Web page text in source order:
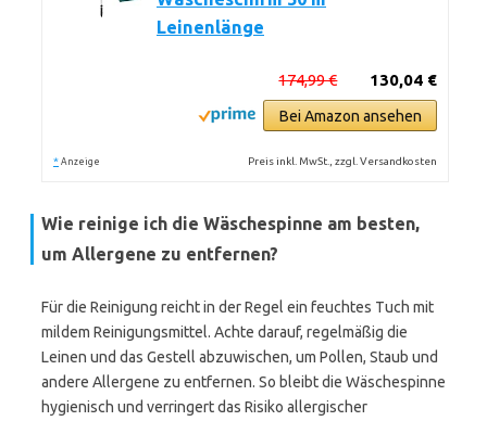
Leinenlänge
130,04 €
174,99 €
Bei Amazon ansehen
* Anzeige Preis inkl. MwSt., zzgl. Versandkosten
Wie reinige ich die Wäschespinne am besten,
um Allergene zu entfernen?
Für die Reinigung reicht in der Regel ein feuchtes Tuch mit
mildem Reinigungsmittel. Achte darauf, regelmäßig die
Leinen und das Gestell abzuwischen, um Pollen, Staub und
andere Allergene zu entfernen. So bleibt die Wäschespinne
hygienisch und verringert das Risiko allergischer